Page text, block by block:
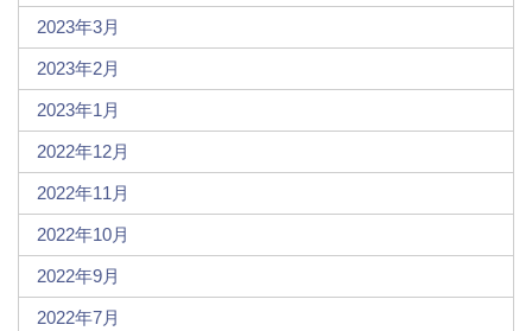
2023年3月
2023年2月
2023年1月
2022年12月
2022年11月
2022年10月
2022年9月
2022年7月